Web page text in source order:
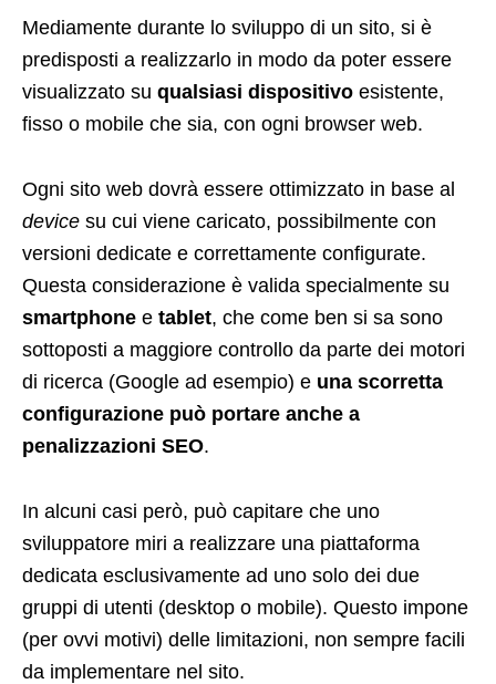
Mediamente durante lo sviluppo di un sito, si è
predisposti a realizzarlo in modo da poter essere
visualizzato su qualsiasi dispositivo esistente,
fisso o mobile che sia, con ogni browser web.
Ogni sito web dovrà essere ottimizzato in base al
device su cui viene caricato, possibilmente con
versioni dedicate e correttamente configurate.
Questa considerazione è valida specialmente su
smartphone e tablet, che come ben si sa sono
sottoposti a maggiore controllo da parte dei motori
di ricerca (Google ad esempio) e una scorretta
configurazione può portare anche a
penalizzazioni SEO.
In alcuni casi però, può capitare che uno
sviluppatore miri a realizzare una piattaforma
dedicata esclusivamente ad uno solo dei due
gruppi di utenti (desktop o mobile). Questo impone
(per ovvi motivi) delle limitazioni, non sempre facili
da implementare nel sito.